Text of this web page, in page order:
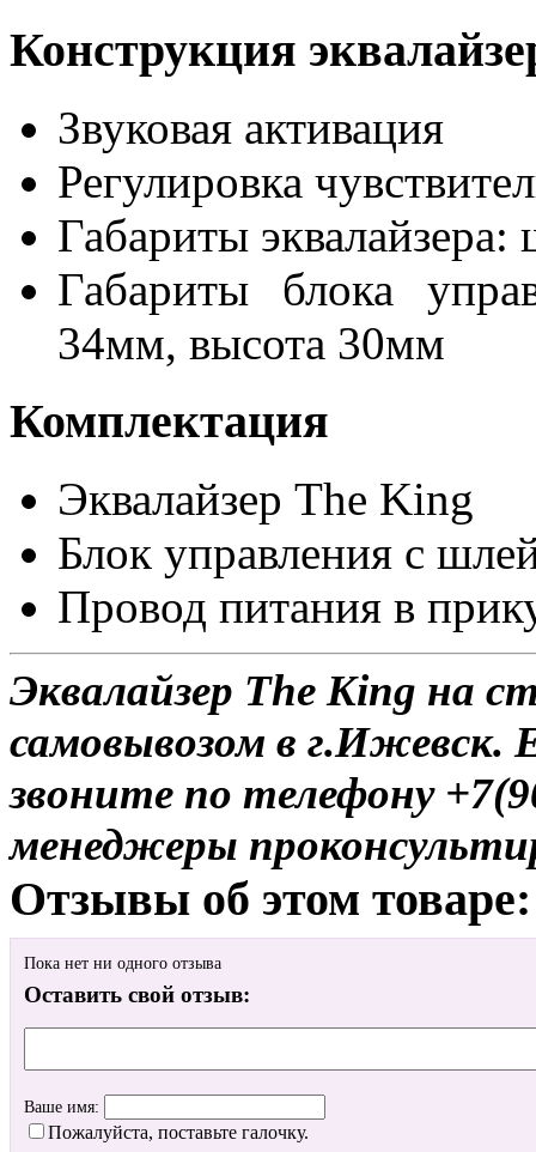
Конструкция
Звуковая активация
Регулировка
Габариты
Габариты блока
34мм, высота 30мм
Комплектация
Эквалайзер The King
Блок управления с
Провод питания в
Эквалайзер The King на
самовывозом в г.Ижевск.
звоните по телефону
менеджеры
Отзывы об этом товаре:
Пока нет ни одного отзыва
Оставить свой отзыв:
Ваше имя:
Пожалуйста, поставьте галочку.